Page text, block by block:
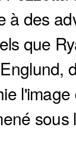
à des
que
sous